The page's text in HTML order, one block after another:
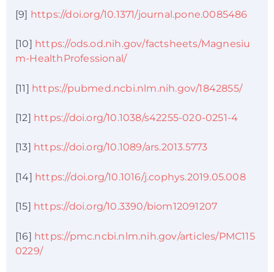
[9] https://doi.org/10.1371/journal.pone.0085486
[10] https://ods.od.nih.gov/factsheets/Magnesiu
m-HealthProfessional/
[11] https://pubmed.ncbi.nlm.nih.gov/1842855/
[12] https://doi.org/10.1038/s42255-020-0251-4
[13] https://doi.org/10.1089/ars.2013.5773
[14] https://doi.org/10.1016/j.cophys.2019.05.008
[15] https://doi.org/10.3390/biom12091207
[16] https://pmc.ncbi.nlm.nih.gov/articles/PMC115
0229/